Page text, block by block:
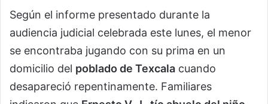
Según el informe presentado durante la
audiencia judicial celebrada este lunes, el menor
se encontraba jugando con su prima en un
domicilio del poblado de Texcala cuando
desapareció repentinamente. Familiares